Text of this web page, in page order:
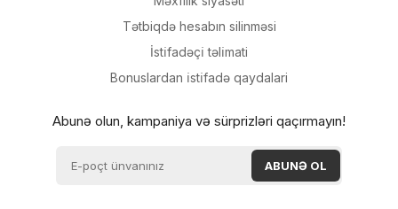
Tətbiqdə hesabın silinməsi
İsti̇fadəçi̇ təli̇mati
Bonuslardan i̇sti̇fadə qaydalari
Abunə olun, kampaniya və sürprizləri qaçırmayın!